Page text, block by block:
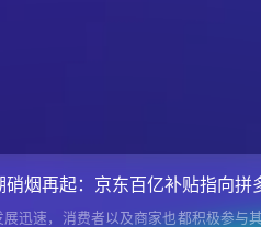
烟再起：京东百亿补贴指向拼
迅速，消费者以及商家也都积极参